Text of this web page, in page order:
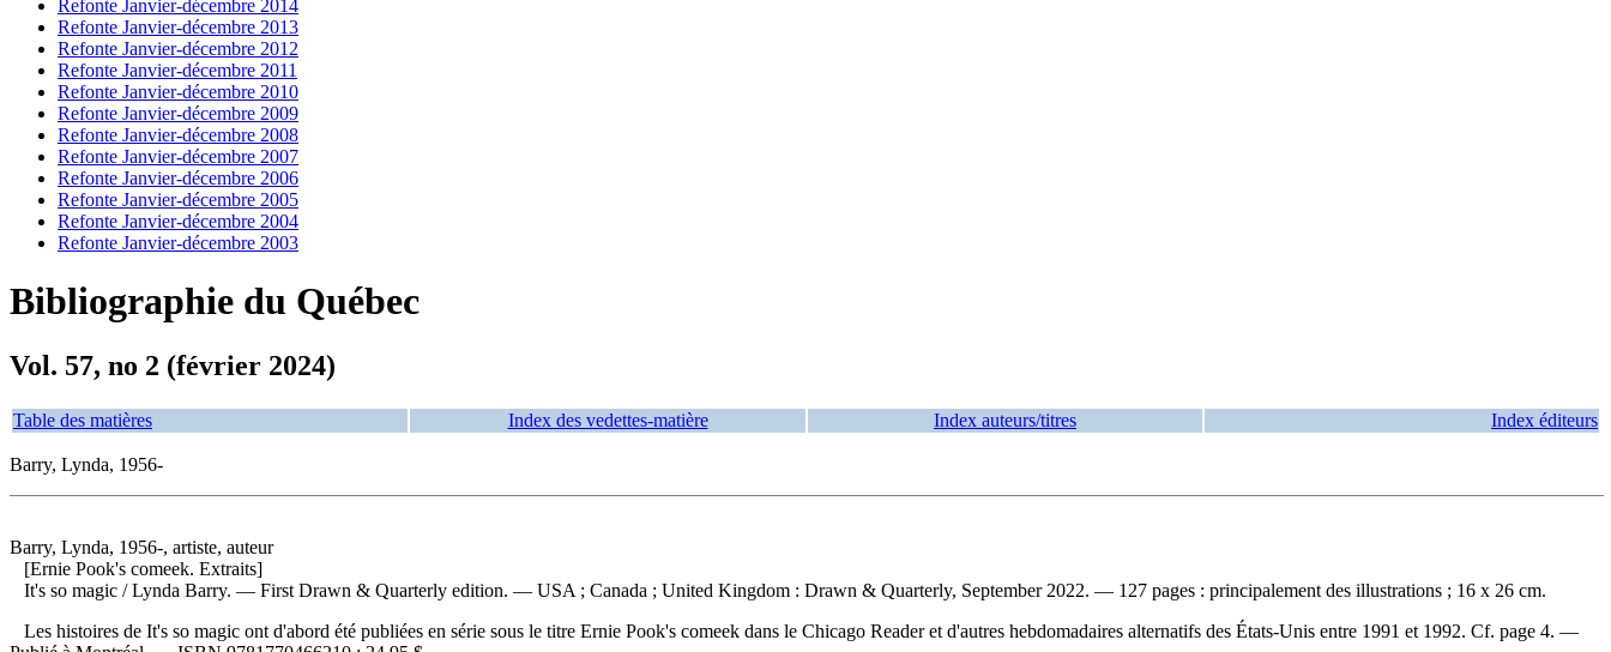
Refonte Janvier-décembre 2014
Refonte Janvier-décembre 2013
Refonte Janvier-décembre 2012
Refonte Janvier-décembre 2011
Refonte Janvier-décembre 2010
Refonte Janvier-décembre 2009
Refonte Janvier-décembre 2008
Refonte Janvier-décembre 2007
Refonte Janvier-décembre 2006
Refonte Janvier-décembre 2005
Refonte Janvier-décembre 2004
Refonte Janvier-décembre 2003
Bibliographie du Québec
Vol. 57, no 2 (février 2024)
Table des matières Index des vedettes-matière Index auteurs/titres Index éditeurs
Barry, Lynda, 1956-
Barry, Lynda, 1956-, artiste, auteur
[Ernie Pook's comeek. Extraits]
It's so magic / Lynda Barry. — First Drawn & Quarterly edition. — USA ; Canada ; United Kingdom : Drawn & Quarterly, September 2022. — 127 pages : principalement des illustrations ; 16 x 26 cm.
Les histoires de It's so magic ont d'abord été publiées en série sous le titre Ernie Pook's comeek dans le Chicago Reader et d'autres hebdomadaires alternatifs des États-Unis entre 1991 et 1992. Cf. page 4. —